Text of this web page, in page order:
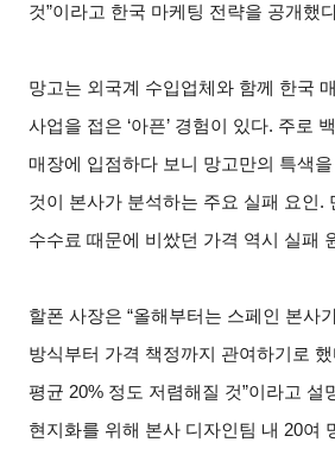
것”이라고 한국 마케팅 전략을 공개했
망고는 외국계 수입업체와 함께 한국
사업을 접은 ‘아픈’ 경험이 있다. 주로
매장에 입점하다 보니 망고만의 특색
것이 본사가 분석하는 주요 실패 요인.
수수료 때문에 비쌌던 가격 역시 실패
할폰 사장은 “올해부터는 스페인 본사
방식부터 가격 책정까지 관여하기로 했
평균 20% 정도 저렴해질 것”이라고 설
현지화를 위해 본사 디자인팀 내 20여